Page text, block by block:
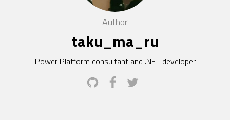
Author
taku_ma_ru
Power Platform consultant and .NET developer